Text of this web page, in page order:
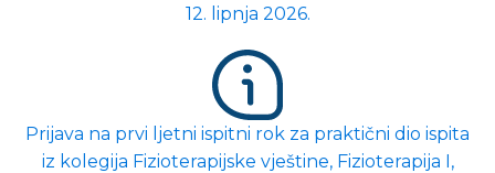
12. lipnja 2026.
Prijava na prvi ljetni ispitni rok za praktični dio ispita
iz kolegija Fizioterapijske vještine, Fizioterapija I,